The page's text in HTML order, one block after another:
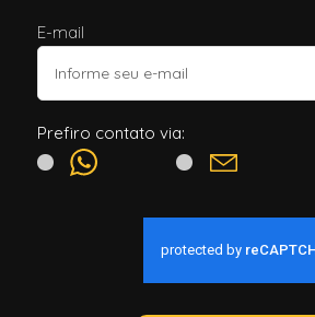
E-mail
Prefiro contato via: